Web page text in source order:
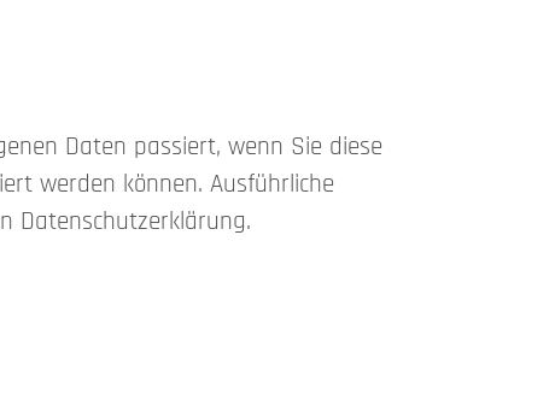
Daten passiert, wenn Sie diese
werden können. Ausführliche
Datenschutzerklärung.